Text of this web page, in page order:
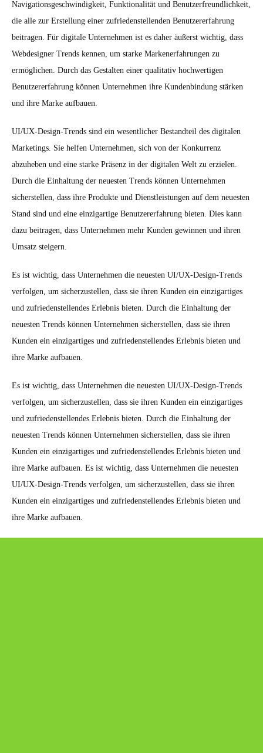
Navigationsgeschwindigkeit, Funktionalität und Benutzerfreundlichkeit,
die alle zur Erstellung einer zufriedenstellenden Benutzererfahrung
beitragen. Für digitale Unternehmen ist es daher äußerst wichtig, dass
Webdesigner Trends kennen, um starke Markenerfahrungen zu
ermöglichen. Durch das Gestalten einer qualitativ hochwertigen
Benutzererfahrung können Unternehmen ihre Kundenbindung stärken
und ihre Marke aufbauen.
UI/UX-Design-Trends sind ein wesentlicher Bestandteil des digitalen
Marketings. Sie helfen Unternehmen, sich von der Konkurrenz
abzuheben und eine starke Präsenz in der digitalen Welt zu erzielen.
Durch die Einhaltung der neuesten Trends können Unternehmen
sicherstellen, dass ihre Produkte und Dienstleistungen auf dem neuesten
Stand sind und eine einzigartige Benutzererfahrung bieten. Dies kann
dazu beitragen, dass Unternehmen mehr Kunden gewinnen und ihren
Umsatz steigern.
Es ist wichtig, dass Unternehmen die neuesten UI/UX-Design-Trends
verfolgen, um sicherzustellen, dass sie ihren Kunden ein einzigartiges
und zufriedenstellendes Erlebnis bieten. Durch die Einhaltung der
neuesten Trends können Unternehmen sicherstellen, dass sie ihren
Kunden ein einzigartiges und zufriedenstellendes Erlebnis bieten und
ihre Marke aufbauen.
Es ist wichtig, dass Unternehmen die neuesten UI/UX-Design-Trends
verfolgen, um sicherzustellen, dass sie ihren Kunden ein einzigartiges
und zufriedenstellendes Erlebnis bieten. Durch die Einhaltung der
neuesten Trends können Unternehmen sicherstellen, dass sie ihren
Kunden ein einzigartiges und zufriedenstellendes Erlebnis bieten und
ihre Marke aufbauen. Es ist wichtig, dass Unternehmen die neuesten
UI/UX-Design-Trends verfolgen, um sicherzustellen, dass sie ihren
Kunden ein einzigartiges und zufriedenstellendes Erlebnis bieten und
ihre Marke aufbauen.